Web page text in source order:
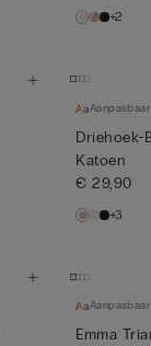
+2
Aanpasbaar
Driehoek-
Katoen
€ 29,90
+3
Aanpasbaar
Emma